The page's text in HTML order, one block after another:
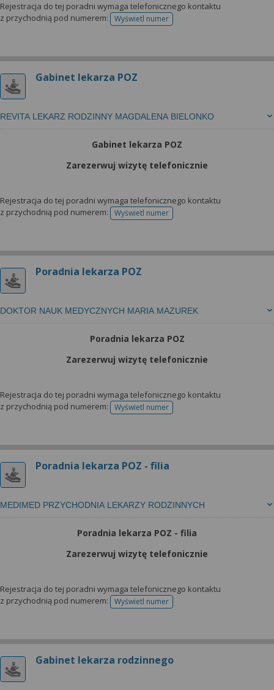
Rejestracja do tej poradni wymaga telefonicznego kontaktu
z przychodnią pod numerem:
Wyświetl numertelefonu do rejestracji
Gabinet lekarza POZ
REVITA LEKARZ RODZINNY MAGDALENA BIELONKO
Gabinet lekarza POZ
Zarezerwuj wizytę telefonicznie
Rejestracja do tej poradni wymaga telefonicznego kontaktu
z przychodnią pod numerem:
Wyświetl numertelefonu do rejestracji
Poradnia lekarza POZ
DOKTOR NAUK MEDYCZNYCH MARIA MAZUREK
Poradnia lekarza POZ
Zarezerwuj wizytę telefonicznie
Rejestracja do tej poradni wymaga telefonicznego kontaktu
z przychodnią pod numerem:
Wyświetl numertelefonu do rejestracji
Poradnia lekarza POZ - filia
MEDIMED PRZYCHODNIA LEKARZY RODZINNYCH
Poradnia lekarza POZ - filia
Zarezerwuj wizytę telefonicznie
Rejestracja do tej poradni wymaga telefonicznego kontaktu
z przychodnią pod numerem:
Wyświetl numertelefonu do rejestracji
Gabinet lekarza rodzinnego